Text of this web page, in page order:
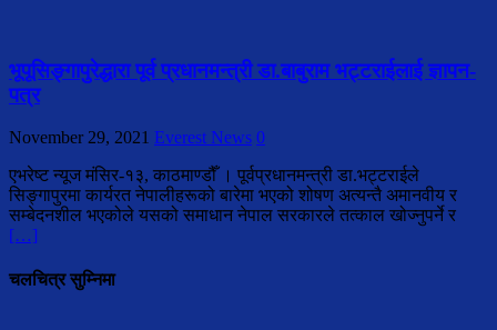
भूपूसिङ्गापुरेद्धारा पूर्व प्रधानमन्त्री डा.बाबुराम भट्टराईलाई ज्ञापन-
पत्र
November 29, 2021 Everest News 0
एभरेष्ट न्यूज मंसिर-१३, काठमाण्डौँ । पूर्वप्रधानमन्त्री डा.भट्टराईले
सिङ्गापुरमा कार्यरत नेपालीहरूको बारेमा भएको शोषण अत्यन्तै अमानवीय र
सम्बेदनशील भएकोले यसको समाधान नेपाल सरकारले तत्काल खोज्नुपर्ने र
[…]
चलचित्र सुम्निमा